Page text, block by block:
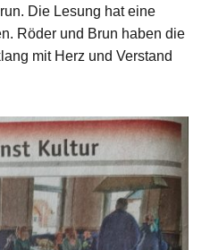
Die Lesung hat eine
Röder und Brun haben die
mit Herz und Verstand